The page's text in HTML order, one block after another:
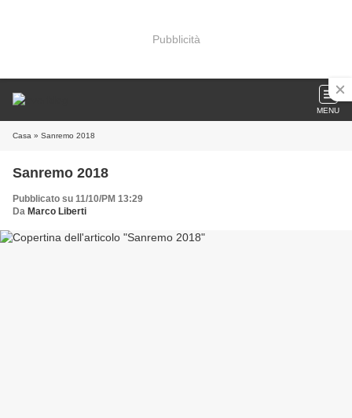
Pubblicità
MENU
Casa » Sanremo 2018
Sanremo 2018
Pubblicato su 11/10/PM 13:29
Da Marco Liberti